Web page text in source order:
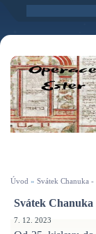
Úvod » Svátek Chanuka -
Svátek Chanuka
7. 12. 2023